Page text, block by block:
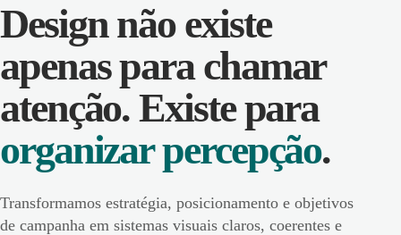
Design não existe
apenas para chamar
atenção. Existe para
organizar percepção.
Transformamos estratégia, posicionamento e objetivos
de campanha em sistemas visuais claros, coerentes e